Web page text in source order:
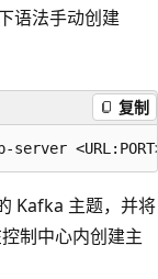
语法手动创建
复制
Kafka 主题，并将
制中心内创建主